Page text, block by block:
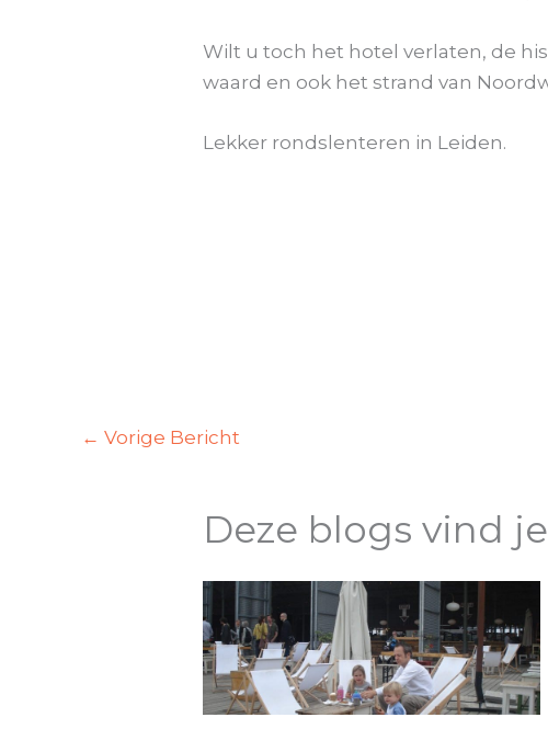
Wilt u toch het hotel verlaten, de
waard en ook het strand van
Lekker rondslenteren in Leiden.
← Vorige Bericht
Deze blogs vind